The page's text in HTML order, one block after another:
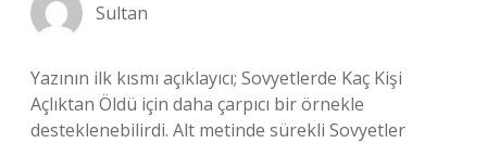
Sultan
Yazının ilk kısmı açıklayıcı; Sovyetlerde Kaç Kişi
Açlıktan Öldü için daha çarpıcı bir örnekle
desteklenebilirdi. Alt metinde sürekli Sovyetler